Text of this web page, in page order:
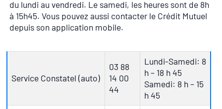
du lundi au vendredi. Le samedi, les heures sont de 8h
à 15h45. Vous pouvez aussi contacter le Crédit Mutuel
depuis son application mobile.
Service Constatel (auto)
03 88
14 00
44
Lundi-Samedi: 8
h – 18 h 45
Samedi: 8 h – 15
h 45